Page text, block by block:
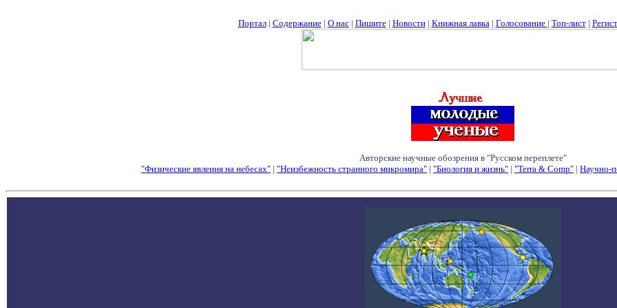
Портал| Содержание| О нас| Пишите| Новости| Книжная лавка| Голосование | Топ-лист|
Авторские научные обозрения в "Русском переплете"
"Физические явления на небесах" | "Неизбежность странного микромира" | "Биология и жизнь" | "Terra & Comp" | Научно-